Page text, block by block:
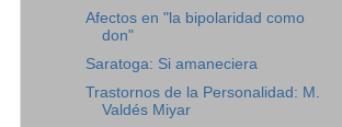
Afectos en "la bipolaridad como
don"
Saratoga: Si amaneciera
Trastornos de la Personalidad: M.
Valdés Miyar